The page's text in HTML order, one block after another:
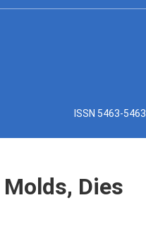
ISSN 5463-5463
Dies